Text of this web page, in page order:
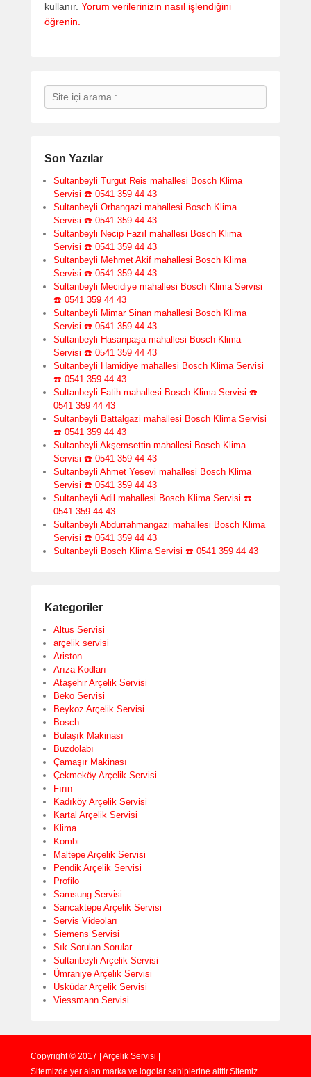
kullanır. Yorum verilerinizin nasıl işlendiğini
öğrenin.
Search
Son Yazılar
Sultanbeyli Turgut Reis mahallesi Bosch Klima
Servisi ☎️ 0541 359 44 43
Sultanbeyli Orhangazi mahallesi Bosch Klima
Servisi ☎️ 0541 359 44 43
Sultanbeyli Necip Fazıl mahallesi Bosch Klima
Servisi ☎️ 0541 359 44 43
Sultanbeyli Mehmet Akif mahallesi Bosch Klima
Servisi ☎️ 0541 359 44 43
Sultanbeyli Mecidiye mahallesi Bosch Klima Servisi
☎️ 0541 359 44 43
Sultanbeyli Mimar Sinan mahallesi Bosch Klima
Servisi ☎️ 0541 359 44 43
Sultanbeyli Hasanpaşa mahallesi Bosch Klima
Servisi ☎️ 0541 359 44 43
Sultanbeyli Hamidiye mahallesi Bosch Klima Servisi
☎️ 0541 359 44 43
Sultanbeyli Fatih mahallesi Bosch Klima Servisi ☎️
0541 359 44 43
Sultanbeyli Battalgazi mahallesi Bosch Klima Servisi
☎️ 0541 359 44 43
Sultanbeyli Akşemsettin mahallesi Bosch Klima
Servisi ☎️ 0541 359 44 43
Sultanbeyli Ahmet Yesevi mahallesi Bosch Klima
Servisi ☎️ 0541 359 44 43
Sultanbeyli Adil mahallesi Bosch Klima Servisi ☎️
0541 359 44 43
Sultanbeyli Abdurrahmangazi mahallesi Bosch Klima
Servisi ☎️ 0541 359 44 43
Sultanbeyli Bosch Klima Servisi ☎️ 0541 359 44 43
Kategoriler
Altus Servisi
arçelik servisi
Ariston
Arıza Kodları
Ataşehir Arçelik Servisi
Beko Servisi
Beykoz Arçelik Servisi
Bosch
Bulaşık Makinası
Buzdolabı
Çamaşır Makinası
Çekmeköy Arçelik Servisi
Fırın
Kadıköy Arçelik Servisi
Kartal Arçelik Servisi
Klima
Kombi
Maltepe Arçelik Servisi
Pendik Arçelik Servisi
Profilo
Samsung Servisi
Sancaktepe Arçelik Servisi
Servis Videoları
Siemens Servisi
Sık Sorulan Sorular
Sultanbeyli Arçelik Servisi
Ümraniye Arçelik Servisi
Üsküdar Arçelik Servisi
Viessmann Servisi
Copyright © 2017 | Arçelik Servisi |
Sitemizde yer alan marka ve logolar sahiplerine aittir.Sitemiz